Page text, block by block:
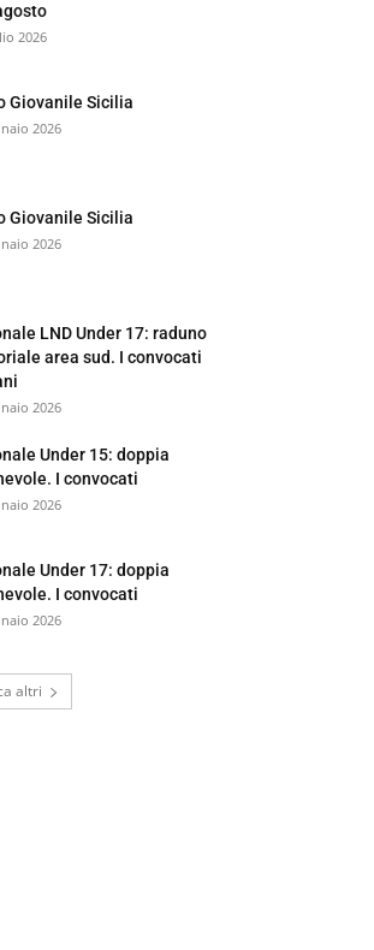
2026
Giovanile Sicilia
2026
Giovanile Sicilia
2026
LND Under 17: raduno
area sud. I convocati
2026
Under 15: doppia
I convocati
2026
Under 17: doppia
I convocati
2026
altri